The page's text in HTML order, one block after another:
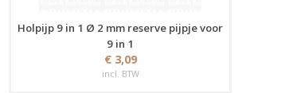
Holpijp 9 in 1 Ø 2 mm reserve pijpje voor
9 in 1
€ 3,09
incl. BTW